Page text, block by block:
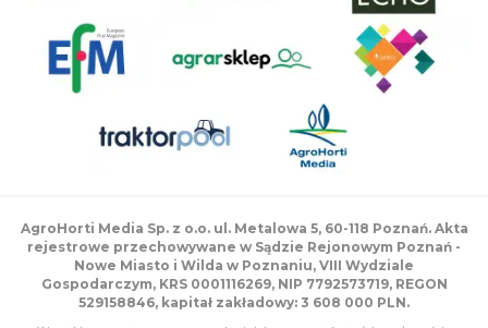
AgroHorti Media Sp. z o.o. ul. Metalowa 5, 60-118 Poznań. Akta
rejestrowe przechowywane w Sądzie Rejonowym Poznań -
Nowe Miasto i Wilda w Poznaniu, VIII Wydziale
Gospodarczym, KRS 0001116269, NIP 7792573719, REGON
529158846, kapitał zakładowy: 3 608 000 PLN.